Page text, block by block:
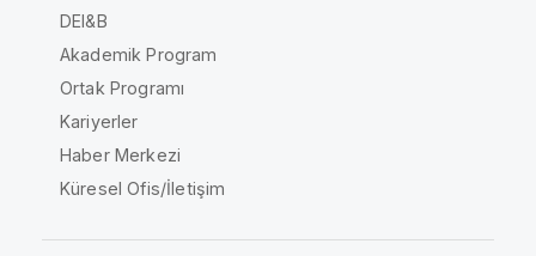
DEI&B
Akademik Program
Ortak Programı
Kariyerler
Haber Merkezi
Küresel Ofis/İletişim